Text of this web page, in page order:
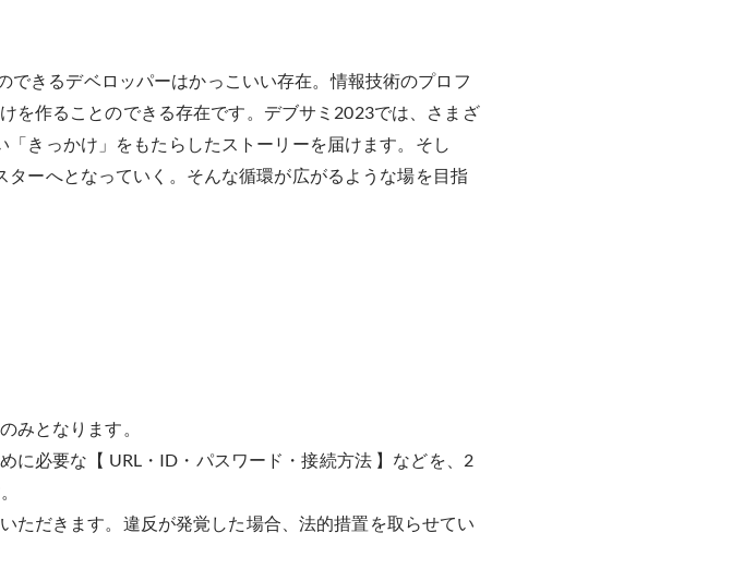
きるデベロッパーはかっこいい存在。情報技術のプロフ
を作ることのできる存在です。デブサミ2023では、さまざ
きっかけ」をもたらしたストーリーを届けます。そし
ーへとなっていく。そんな循環が広がるような場を目指
みとなります。
に必要な【 URL・ID・パスワード・接続方法 】などを、2
ただきます。違反が発覚した場合、法的措置を取らせてい